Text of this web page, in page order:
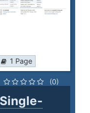
1 Page
(0)
Single-